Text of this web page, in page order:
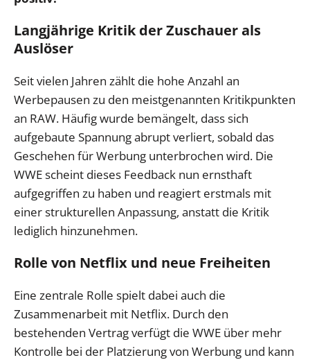
Langjährige Kritik der Zuschauer als
Auslöser
Seit vielen Jahren zählt die hohe Anzahl an
Werbepausen zu den meistgenannten Kritikpunkten
an RAW. Häufig wurde bemängelt, dass sich
aufgebaute Spannung abrupt verliert, sobald das
Geschehen für Werbung unterbrochen wird. Die
WWE scheint dieses Feedback nun ernsthaft
aufgegriffen zu haben und reagiert erstmals mit
einer strukturellen Anpassung, anstatt die Kritik
lediglich hinzunehmen.
Rolle von Netflix und neue Freiheiten
Eine zentrale Rolle spielt dabei auch die
Zusammenarbeit mit Netflix. Durch den
bestehenden Vertrag verfügt die WWE über mehr
Kontrolle bei der Platzierung von Werbung und kann